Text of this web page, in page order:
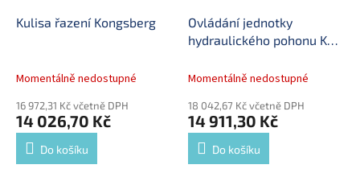
Kulisa řazení Kongsberg
Momentálně nedostupné
16 972,31 Kč včetně DPH
14 026,70 Kč
Do košíku
Ovládání jednotky
hydraulického pohonu KA
Momentálně nedostupné
18 042,67 Kč včetně DPH
14 911,30 Kč
Do košíku